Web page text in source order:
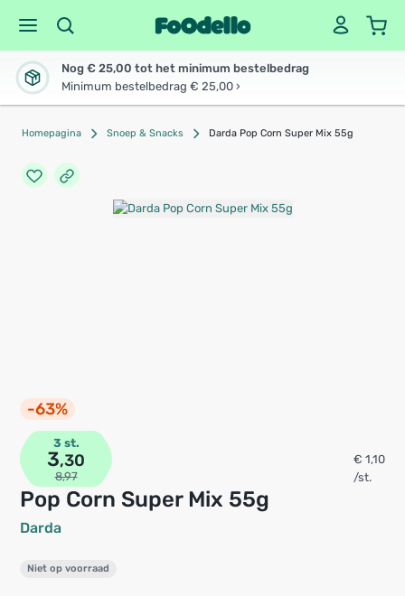
Nog € 25,00 tot het minimum bestelbedrag
Minimum bestelbedrag € 25,00 ›
Homepagina Snoep & Snacks Darda Pop Corn Super Mix 55g
-63%
Pop Corn Super Mix 55g
Darda
3 st.
3,30
8,97
€ 1,10
/st.
Niet op voorraad